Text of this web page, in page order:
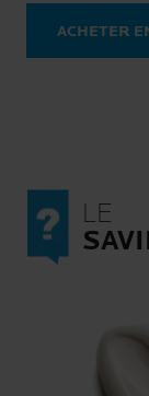
ACHETER
LE